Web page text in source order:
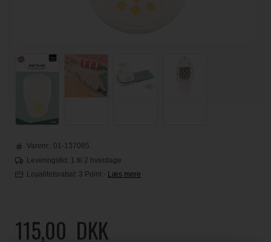
Varenr.: 01-137085
Leveringstid: 1 til 2 hverdage
Loyalitetsrabat: 3 Point - Læs mere
115,00 DKK